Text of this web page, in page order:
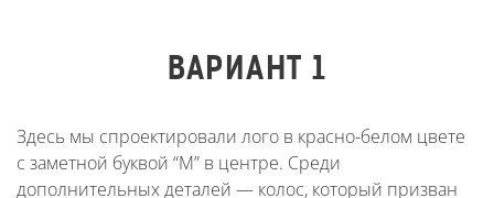
ВАРИАНТ 1
Здесь мы спроектировали лого в красно-белом цвете
с заметной буквой “М” в центре. Среди
дополнительных деталей — колос, который призван